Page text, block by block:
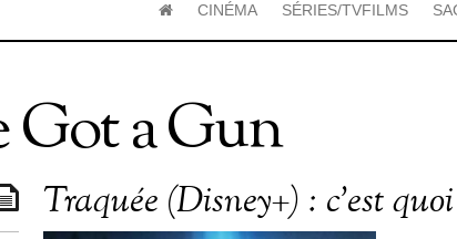
CINÉMA SÉRIES/TVFILMS
Got a Gun
Traquée (Disney+) : c’est